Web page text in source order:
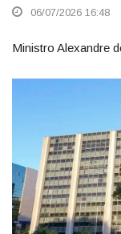
06/07/2026 16:48
Ministro Alexandre